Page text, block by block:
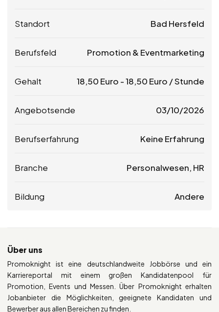
Standort Bad Hersfeld
Berufsfeld Promotion & Eventmarketing
Gehalt 18,50 Euro -18,50 Euro / Stunde
Angebotsende 03/10/2026
Berufserfahrung Keine Erfahrung
Branche Personalwesen, HR
Bildung Andere
Über uns
Promoknight ist eine deutschlandweite Jobbörse und ein
Karriereportal mit einem großen Kandidatenpool für
Promotion, Events und Messen. Über Promoknight erhalten
Jobanbieter die Möglichkeiten, geeignete Kandidaten und
Bewerber aus allen Bereichen zu finden.